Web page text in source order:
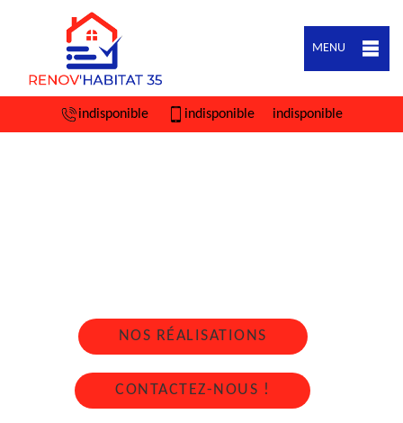
MENU
indisponible indisponible indisponible
NOS RÉALISATIONS
CONTACTEZ-NOUS !